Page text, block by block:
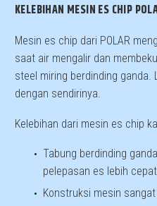
KELEBIHAN MESIN ES CHIP
Mesin es chip dari POLAR
saat air mengalir dan
steel miring berdinding ganda.
dengan sendirinya.
Kelebihan dari mesin es chip
Tabung berdinding
pelepasan es lebih cepat
Konstruksi mesin